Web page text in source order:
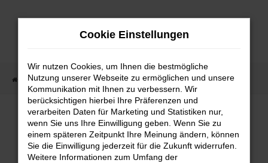
Zum
Startseite Fahrzeugangebote Fahrzeugmarkt
Fahrzeugmarkt
Cookie Einstellungen
Wir nutzen Cookies, um Ihnen die bestmögliche
Nutzung unserer Webseite zu ermöglichen und unsere
Kommunikation mit Ihnen zu verbessern. Wir
berücksichtigen hierbei Ihre Präferenzen und
verarbeiten Daten für Marketing und Statistiken nur,
wenn Sie uns Ihre Einwilligung geben. Wenn Sie zu
einem späteren Zeitpunkt Ihre Meinung ändern, können
Sie die Einwilligung jederzeit für die Zukunft widerrufen.
Weitere Informationen zum Umfang der